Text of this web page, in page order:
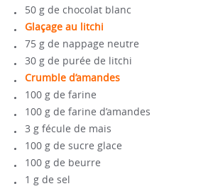
50 g de chocolat blanc
Glaçage au litchi
75 g de nappage neutre
30 g de purée de litchi
Crumble d’amandes
100 g de farine
100 g de farine d’amandes
3 g fécule de mais
100 g de sucre glace
100 g de beurre
1 g de sel